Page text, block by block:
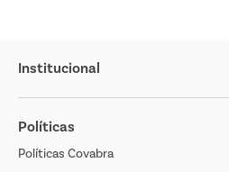
Institucional
Sobre o Covabra
Nossas Lojas
Cliente Bem Estar
Políticas
Políticas Covabra